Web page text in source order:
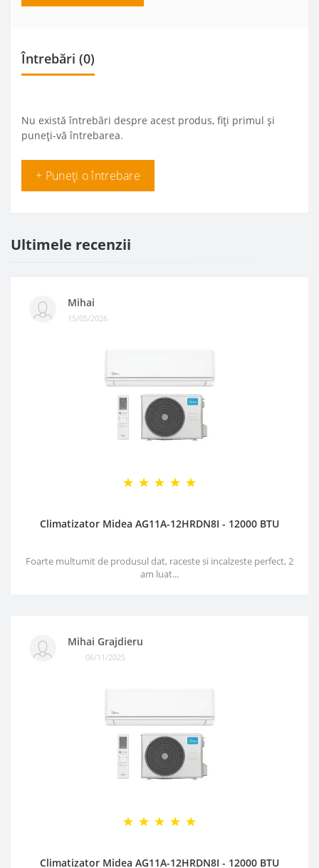
Întrebări (0)
Nu există întrebări despre acest produs, fiți primul și
puneți-vă întrebarea.
+ Puneți o întrebare
Ultimele recenzii
Mihai
15/05/2026
Climatizator Midea AG11A-12HRDN8I - 12000 BTU
Foarte multumit de produsul dat, raceste si incalzeste perfect, 2
am luat...
Mihai Grajdieru
06/11/2025
Climatizator Midea AG11A-12HRDN8I - 12000 BTU